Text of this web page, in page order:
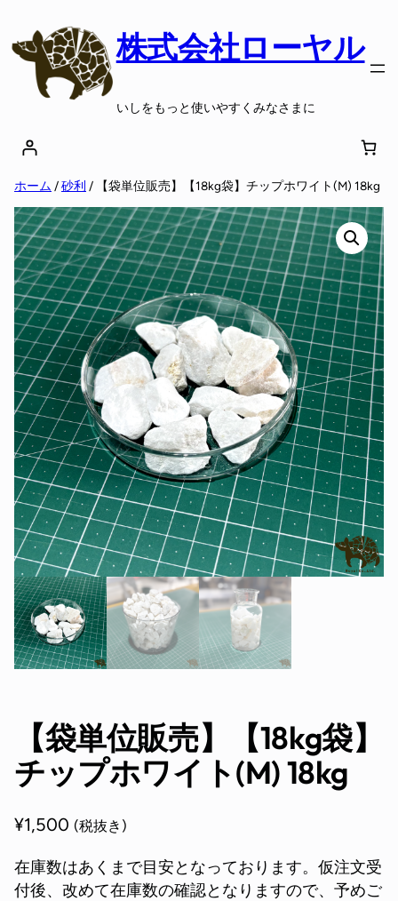
株式会社ローヤル
いしをもっと使いやすくみなさまに
ホーム /砂利 / 【袋単位販売】【18kg袋】チップホワイト(M) 18kg
【袋単位販売】【18kg袋】
チップホワイト(M) 18kg
¥1,500 (税抜き)
在庫数はあくまで目安となっております。仮注文受
付後、改めて在庫数の確認となりますので、予めご